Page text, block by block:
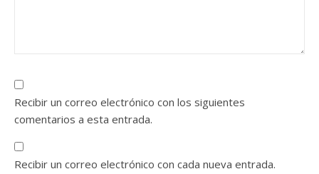
Recibir un correo electrónico con los siguientes
comentarios a esta entrada.
Recibir un correo electrónico con cada nueva entrada.